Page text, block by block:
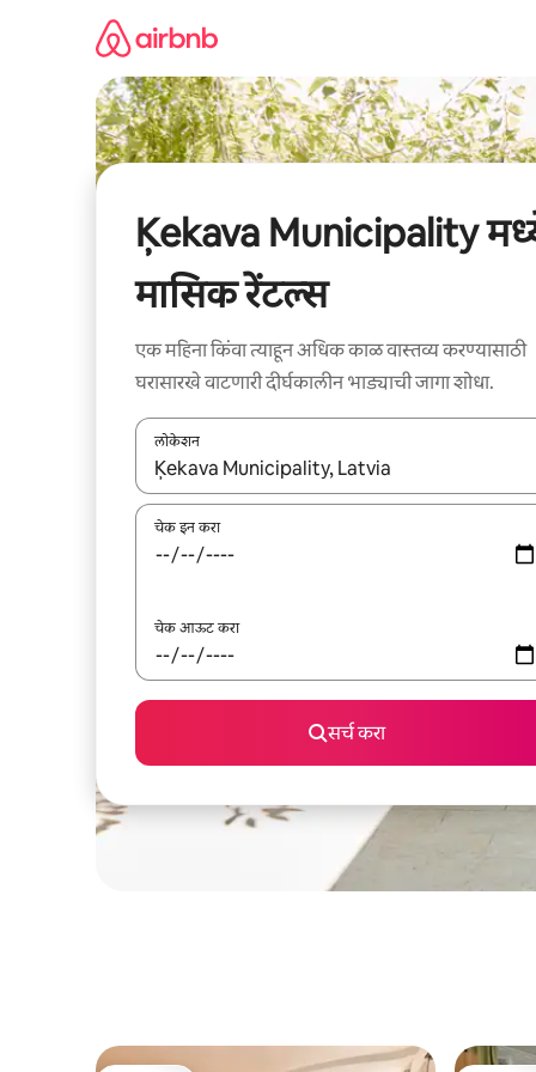
Ķekava Municipality
मासिक रेंटल्स
एक महिना किंवा त्याहून अधिक काळ वास्तव्य करण्यासाठी
घरासारखे वाटणारी दीर्घकालीन भाड्याची जागा शोधा.
लोकेशन
जेव्हा परिणाम उपलब्ध असतील, तेव्हा वरच्या आणि खाली
चेक इन करा
चेक आऊट करा
सर्च करा